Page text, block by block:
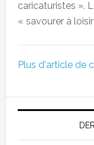
caricaturistes ».
« savourer à loisir
Plus d'article de